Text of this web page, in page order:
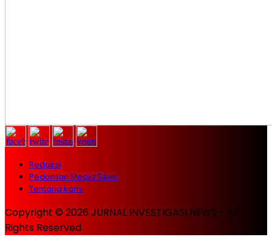
Redaksi
Pedoman Media Siber
Tentang kami
Copyright © 2026 JURNAL INVESTIGASI NEWS - All
Rights Reserved